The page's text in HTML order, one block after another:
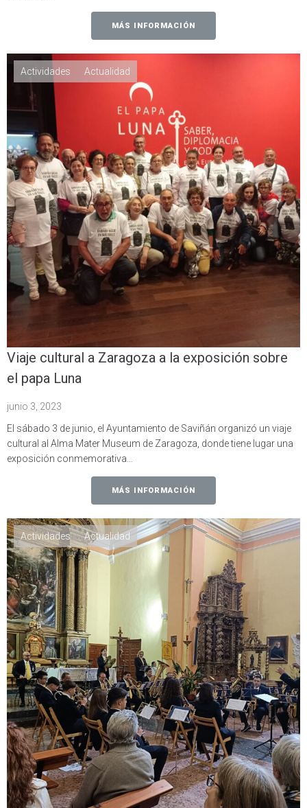
MÁS INFORMACIÓN
Actividades Actualidad
Viaje cultural a Zaragoza a la exposición sobre
el papa Luna
junio 3, 2023
El sábado 3 de junio, el Ayuntamiento de Saviñán organizó un viaje
cultural al Alma Mater Museum de Zaragoza, donde tiene lugar una
exposición conmemorativa…
MÁS INFORMACIÓN
Actividades Actualidad